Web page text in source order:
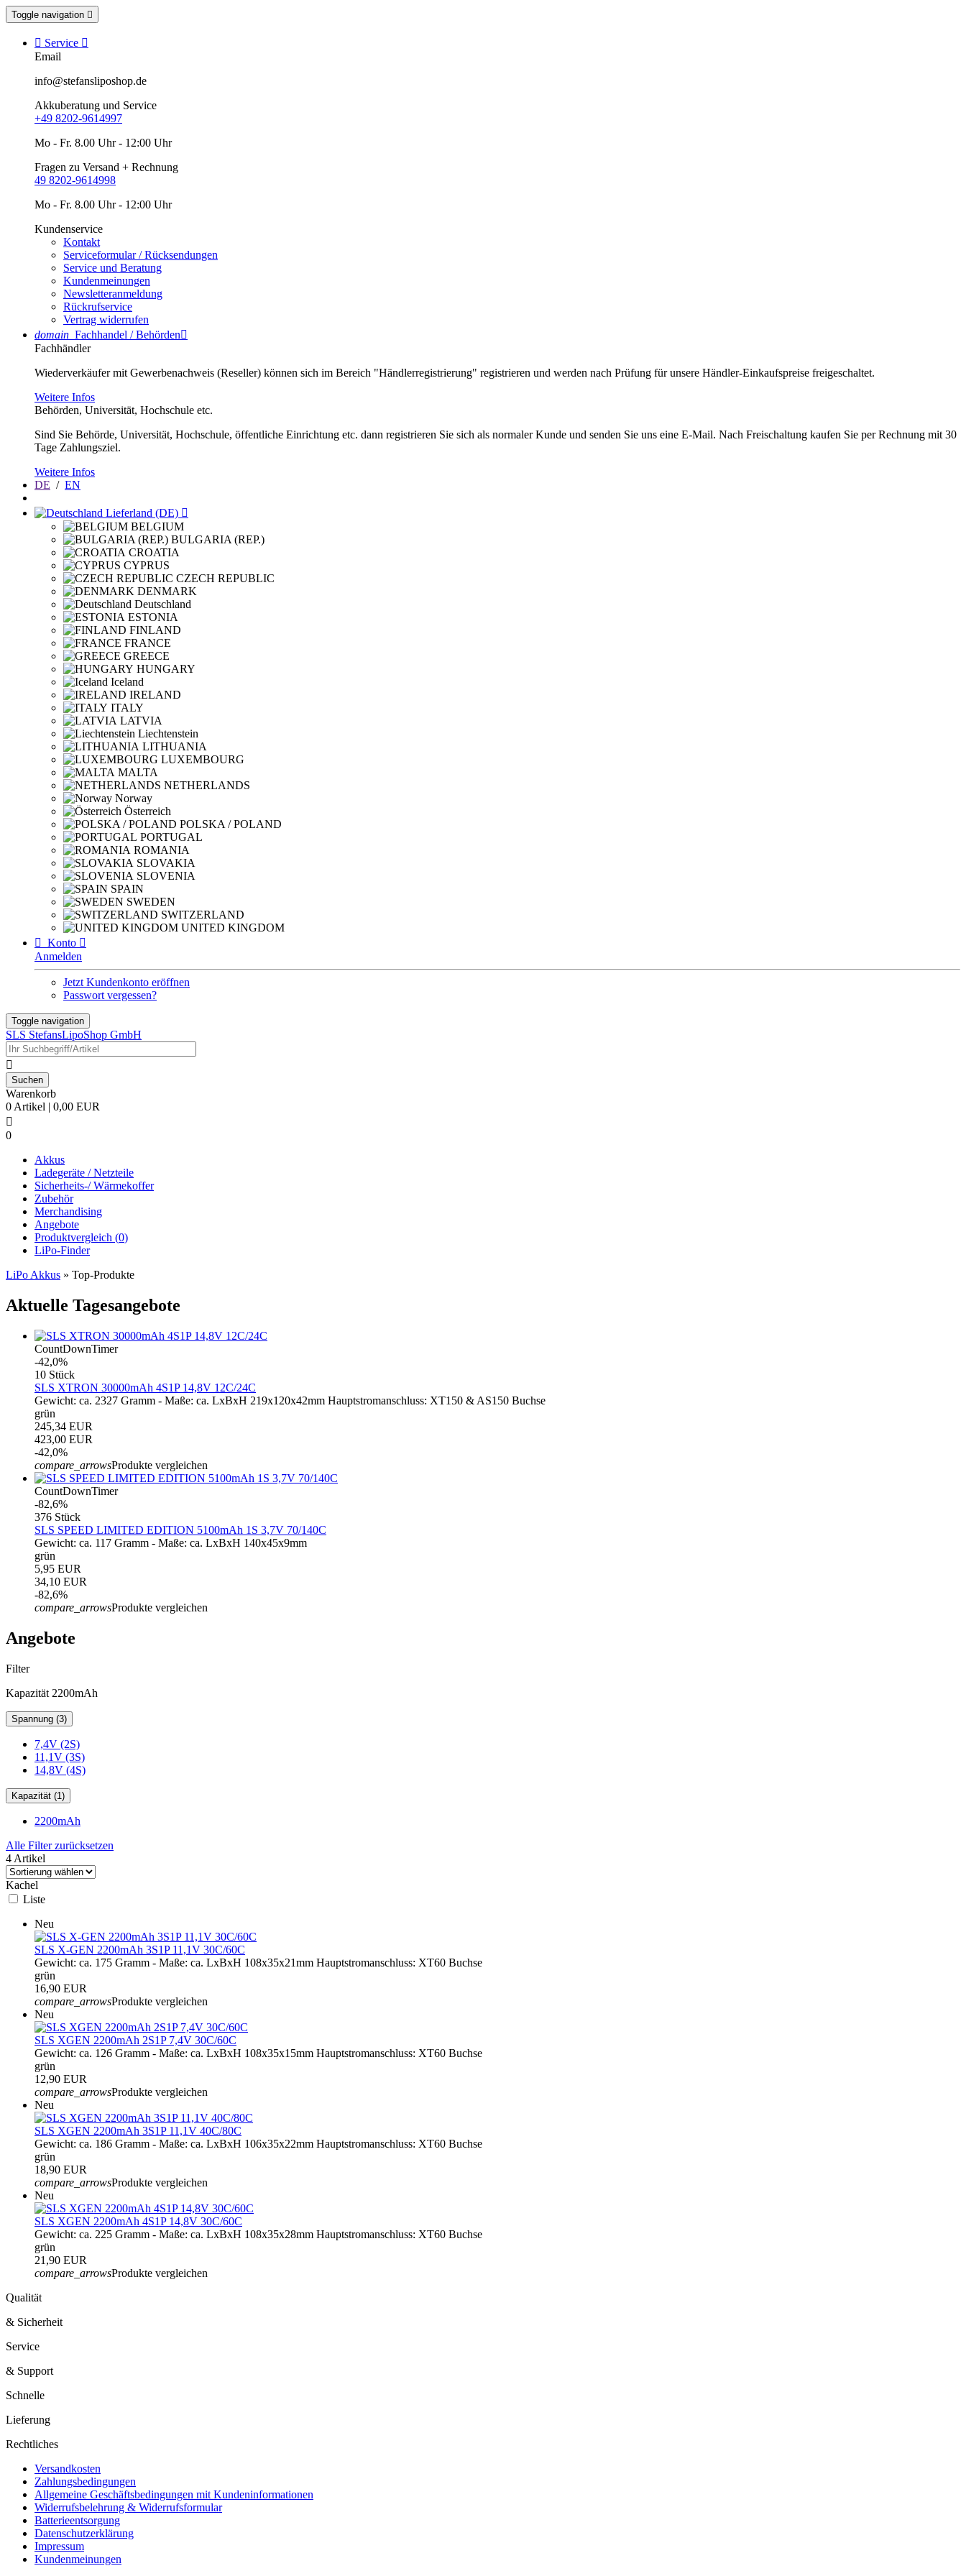
Toggle navigation 
 Service 
Email
info@stefansliposhop.de
Akkuberatung und Service
+49 8202-9614997
Mo - Fr. 8.00 Uhr - 12:00 Uhr
Fragen zu Versand + Rechnung
49 8202-9614998
Mo - Fr. 8.00 Uhr - 12:00 Uhr
Kundenservice
Kontakt
Serviceformular / Rücksendungen
Service und Beratung
Kundenmeinungen
Newsletteranmeldung
Rückrufservice
Vertrag widerrufen
domain Fachhandel / Behörden
Fachhändler
Wiederverkäufer mit Gewerbenachweis (Reseller) können sich im Bereich "Händlerregistrierung" registrieren und werden nach Prüfung für unsere Händler-Einkaufspreise freigeschaltet.
Weitere Infos
Behörden, Universität, Hochschule etc.
Sind Sie Behörde, Universität, Hochschule, öffentliche Einrichtung etc. dann registrieren Sie sich als normaler Kunde und senden Sie uns eine E-Mail. Nach Freischaltung kaufen Sie per Rechnung mit 30
Tage Zahlungsziel.
Weitere Infos
DE / EN
Lieferland (DE) 
BELGIUM
BULGARIA (REP.)
CROATIA
CYPRUS
CZECH REPUBLIC
DENMARK
Deutschland
ESTONIA
FINLAND
FRANCE
GREECE
HUNGARY
Iceland
IRELAND
ITALY
LATVIA
Liechtenstein
LITHUANIA
LUXEMBOURG
MALTA
NETHERLANDS
Norway
Österreich
POLSKA / POLAND
PORTUGAL
ROMANIA
SLOVAKIA
SLOVENIA
SPAIN
SWEDEN
SWITZERLAND
UNITED KINGDOM
 Konto 
Anmelden
Jetzt Kundenkonto eröffnen
Passwort vergessen?
Toggle navigation
SLS StefansLipoShop GmbH

Warenkorb
0 Artikel | 0,00 EUR

0
Akkus
Ladegeräte / Netzteile
Sicherheits-/ Wärmekoffer
Zubehör
Merchandising
Angebote
Produktvergleich (0)
LiPo-Finder
LiPo Akkus » Top-Produkte
Aktuelle Tagesangebote
CountDownTimer
-42,0%
10 Stück
SLS XTRON 30000mAh 4S1P 14,8V 12C/24C
Gewicht: ca. 2327 Gramm - Maße: ca. LxBxH 219x120x42mm Hauptstromanschluss: XT150 & AS150 Buchse
grün
245,34 EUR
423,00 EUR
-42,0%
compare_arrowsProdukte vergleichen
CountDownTimer
-82,6%
376 Stück
SLS SPEED LIMITED EDITION 5100mAh 1S 3,7V 70/140C
Gewicht: ca. 117 Gramm - Maße: ca. LxBxH 140x45x9mm
grün
5,95 EUR
34,10 EUR
-82,6%
compare_arrowsProdukte vergleichen
Angebote
Filter
Kapazität 2200mAh
Spannung (3)
7,4V (2S)
11,1V (3S)
14,8V (4S)
Kapazität (1)
2200mAh
Alle Filter zurücksetzen
4 Artikel
Kachel
Liste
Neu
SLS X-GEN 2200mAh 3S1P 11,1V 30C/60C
Gewicht: ca. 175 Gramm - Maße: ca. LxBxH 108x35x21mm Hauptstromanschluss: XT60 Buchse
grün
16,90 EUR
compare_arrowsProdukte vergleichen
Neu
SLS XGEN 2200mAh 2S1P 7,4V 30C/60C
Gewicht: ca. 126 Gramm - Maße: ca. LxBxH 108x35x15mm Hauptstromanschluss: XT60 Buchse
grün
12,90 EUR
compare_arrowsProdukte vergleichen
Neu
SLS XGEN 2200mAh 3S1P 11,1V 40C/80C
Gewicht: ca. 186 Gramm - Maße: ca. LxBxH 106x35x22mm Hauptstromanschluss: XT60 Buchse
grün
18,90 EUR
compare_arrowsProdukte vergleichen
Neu
SLS XGEN 2200mAh 4S1P 14,8V 30C/60C
Gewicht: ca. 225 Gramm - Maße: ca. LxBxH 108x35x28mm Hauptstromanschluss: XT60 Buchse
grün
21,90 EUR
compare_arrowsProdukte vergleichen
Qualität
& Sicherheit
Service
& Support
Schnelle
Lieferung
Rechtliches
Versandkosten
Zahlungsbedingungen
Allgemeine Geschäftsbedingungen mit Kundeninformationen
Widerrufsbelehrung & Widerrufsformular
Batterieentsorgung
Datenschutzerklärung
Impressum
Kundenmeinungen